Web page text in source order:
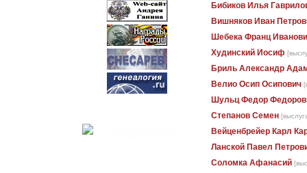
Бибиков Илья
Вишняков Иван
Шебека Франц
Худинский Иосиф
Бриль Александр
Велио Осип Осипович
Шульц Федор
Степанов Семен
Вейценбрейер Карл
Ланской Павел
Соломка Афанасий